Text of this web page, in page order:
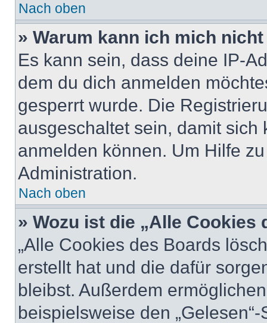
Nach oben
» Warum kann ich mich
Es kann sein, dass deine IP-
dem du dich anmelden
gesperrt wurde. Die
ausgeschaltet sein, damit
anmelden können. Um Hilfe
Administration.
Nach oben
» Wozu ist die „Alle
„Alle Cookies des Boards
erstellt hat und die dafür
bleibst. Außerdem
beispielsweise den